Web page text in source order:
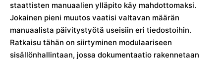
staattisten manuaalien ylläpito käy mahdottomaksi.
Jokainen pieni muutos vaatisi valtavan määrän
manuaalista päivitystyötä useisiin eri tiedostoihin.
Ratkaisu tähän on siirtyminen modulaariseen
sisällönhallintaan, jossa dokumentaatio rakennetaan